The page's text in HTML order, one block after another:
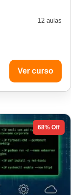
12 aulas
Ver curso
68% Off